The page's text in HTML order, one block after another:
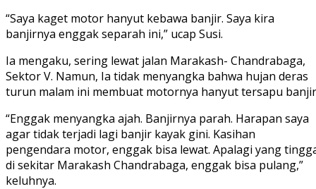
“Saya kaget motor hanyut kebawa banjir. Saya kira
banjirnya enggak separah ini,” ucap Susi.
Ia mengaku, sering lewat jalan Marakash- Chandrabaga,
Sektor V. Namun, Ia tidak menyangka bahwa hujan deras
turun malam ini membuat motornya hanyut tersapu
“Enggak menyangka ajah. Banjirnya parah. Harapan saya
agar tidak terjadi lagi banjir kayak gini. Kasihan
pengendara motor, enggak bisa lewat. Apalagi yang
di sekitar Marakash Chandrabaga, enggak bisa pulang,”
keluhnya.